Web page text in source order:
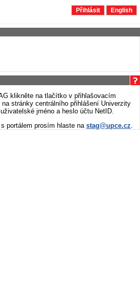
Přihlásit English
klikněte na tlačítko v přihlašovacím
stránky centrálního přihlášení Univerzity
jméno a heslo účtu NetID.
portálem prosím hlaste na stag@upce.cz.